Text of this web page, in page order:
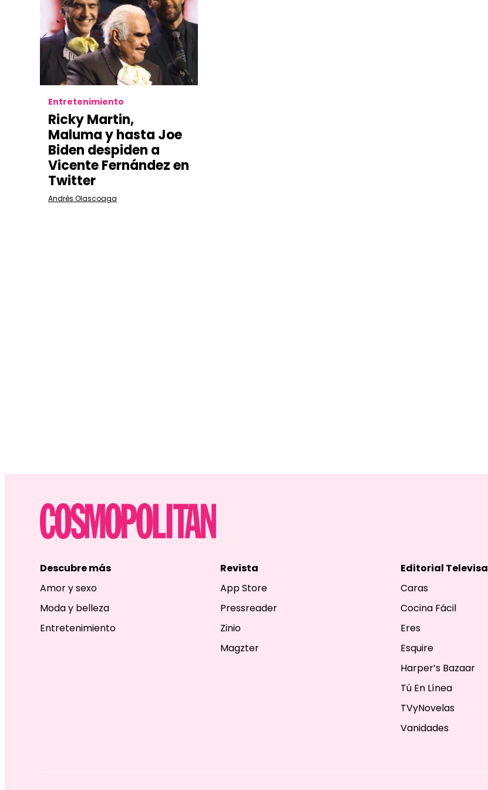
Entretenimiento
Ricky Martin,
Maluma y hasta Joe
Biden despiden a
Vicente Fernández en
Twitter
Andrés Olascoaga
Descubre más
Amor y sexo
Moda y belleza
Entretenimiento
Revista
App Store
Pressreader
Zinio
Magzter
Editorial Televisa
Caras
Cocina Fácil
Eres
Esquire
Harper’s Bazaar
Tú En Línea
TVyNovelas
Vanidades